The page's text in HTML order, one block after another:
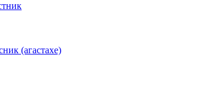
(агастахе)